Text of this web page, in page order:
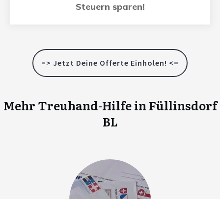
Steuern sparen!
=> Jetzt Deine Offerte Einholen! <=
Mehr Treuhand-Hilfe in Füllinsdorf
BL